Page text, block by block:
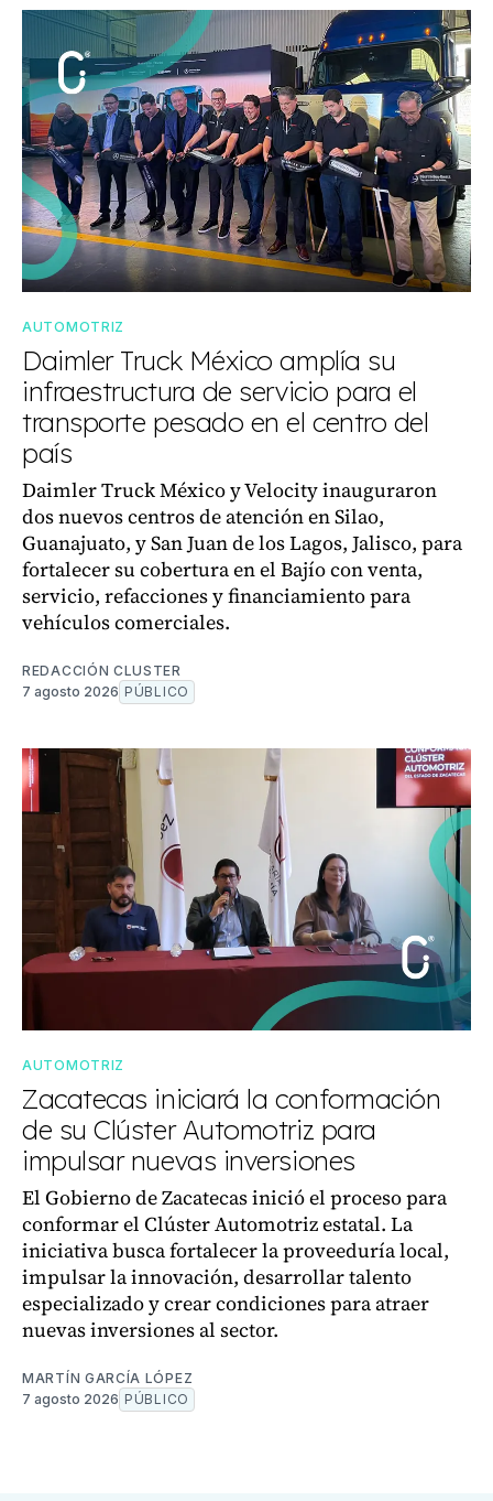
AUTOMOTRIZ
Daimler Truck México amplía su
infraestructura de servicio para el
transporte pesado en el centro del
país
Daimler Truck México y Velocity inauguraron
dos nuevos centros de atención en Silao,
Guanajuato, y San Juan de los Lagos, Jalisco, para
fortalecer su cobertura en el Bajío con venta,
servicio, refacciones y financiamiento para
vehículos comerciales.
REDACCIÓN CLUSTER
7 agosto 2026 PÚBLICO
AUTOMOTRIZ
Zacatecas iniciará la conformación
de su Clúster Automotriz para
impulsar nuevas inversiones
El Gobierno de Zacatecas inició el proceso para
conformar el Clúster Automotriz estatal. La
iniciativa busca fortalecer la proveeduría local,
impulsar la innovación, desarrollar talento
especializado y crear condiciones para atraer
nuevas inversiones al sector.
MARTÍN GARCÍA LÓPEZ
7 agosto 2026 PÚBLICO